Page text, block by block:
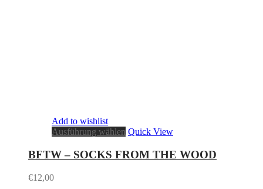
Add to wishlist
Ausführung wählen Quick View
BFTW – SOCKS FROM THE WOOD
€12,00